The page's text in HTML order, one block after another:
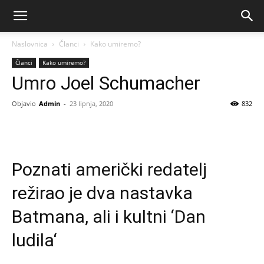
Naslovnica Članci Kako umiremo?
Članci Kako umiremo?
Umro Joel Schumacher
Objavio Admin - 23 lipnja, 2020 832
Poznati američki redatelj
režirao je dva nastavka
Batmana, ali i kultni ‘Dan
ludila‘